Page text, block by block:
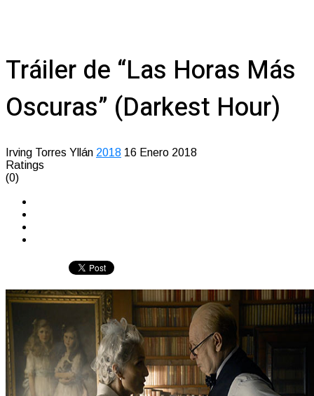
Tráiler de “Las Horas Más
Oscuras” (Darkest Hour)
Irving Torres Yllán 2018 16 Enero 2018
Ratings
(0)